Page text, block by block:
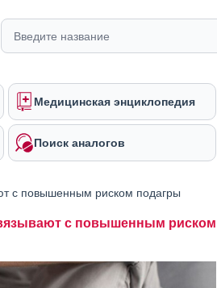
Медицинская энциклопедия
Поиск аналогов
с повышенным риском подагры
с повышенным риском